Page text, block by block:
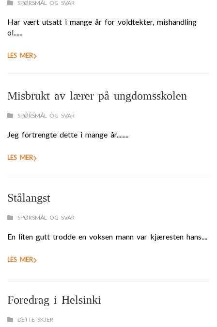
SPØRSMÅL OG SVAR
Har vært utsatt i mange år for voldtekter, mishandling
ol......
LES MER
Misbrukt av lærer på ungdomsskolen
SPØRSMÅL OG SVAR
Jeg fortrengte dette i mange år........
LES MER
Stålangst
SPØRSMÅL OG SVAR
En liten gutt trodde en voksen mann var kjæresten hans....
LES MER
Foredrag i Helsinki
DETTE SKJER